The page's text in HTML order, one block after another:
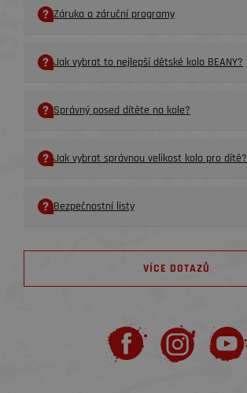
Záruka a záruční programy
Jak vybrat to nejlepší dětské kolo BEANY?
Správný posed dítěte na kole?
Jak vybrat správnou velikost kola pro dítě?
Bezpečnostní listy
VÍCE DOTAZŮ